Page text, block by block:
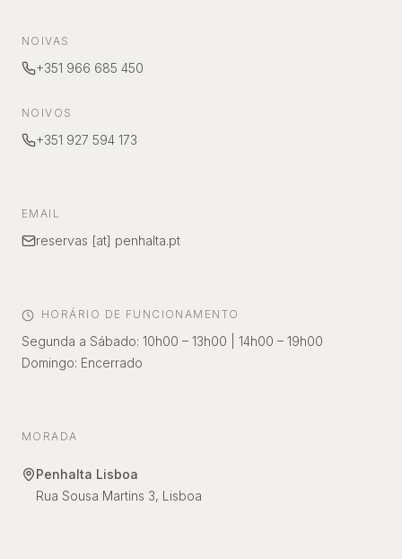
NOIVAS
+351 966 685 450
NOIVOS
+351 927 594 173
EMAIL
reservas [at] penhalta.pt
HORÁRIO DE FUNCIONAMENTO
Segunda a Sábado: 10h00 – 13h00 | 14h00 – 19h00
Domingo: Encerrado
MORADA
Penhalta Lisboa
Rua Sousa Martins 3, Lisboa